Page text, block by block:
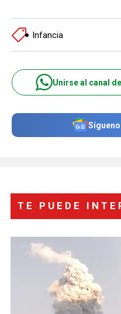
Infancia
Unirse al canal
TE PUEDE